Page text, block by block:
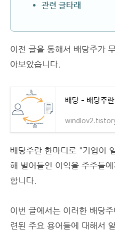
관련 글타래
이전 글을 통해서 배당주가
아보았습니다.
배당 - 배당주
배당주란 한마디로 "기업이
해 벌어들인 이익을 주주들
합니다.
이번 글에서는 이러한 배당
련된 주요 용어들에 대해서